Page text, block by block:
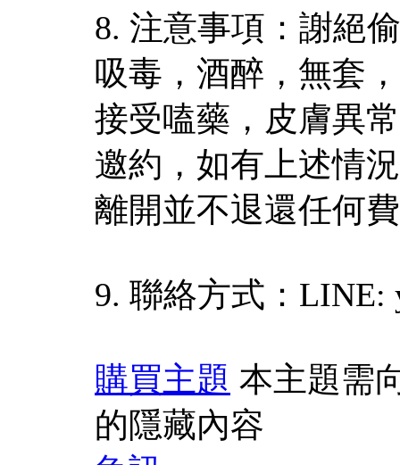
8. 注意事項：謝絕
吸毒，酒醉，無套
接受嗑藥，皮膚異
邀約，如有上述情
離開並不退還任何
9. 聯絡方式：
購買主題 本主題需
的隱藏內容